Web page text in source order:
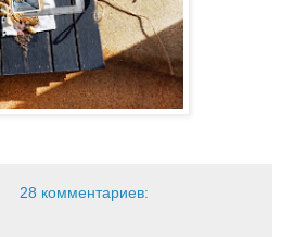
28 комментариев: